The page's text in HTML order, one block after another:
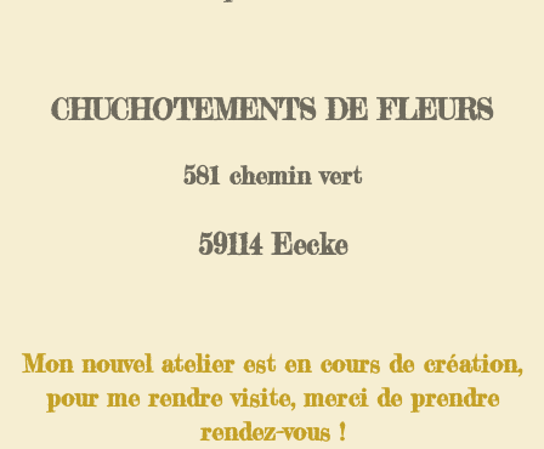
CHUCHOTEMENTS DE FLEURS
581 chemin vert
59114 Eecke
Mon nouvel atelier est en cours de création,
pour me rendre visite, merci de prendre
rendez-vous !